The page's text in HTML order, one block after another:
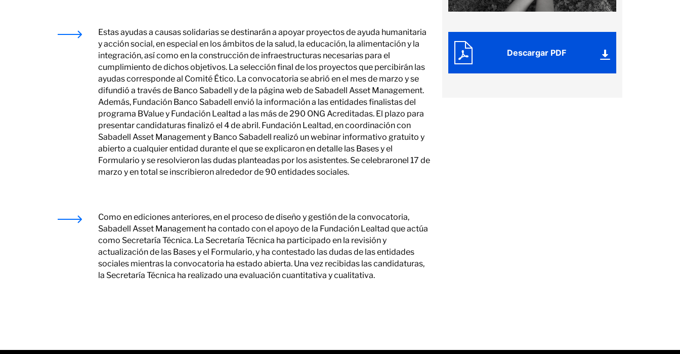
Estas ayudas a causas solidarias se destinarán a apoyar proyectos de ayuda humanitaria
y acción social, en especial en los ámbitos de la salud, la educación, la alimentación y la
integración, así como en la construcción de infraestructuras necesarias para el
cumplimiento de dichos objetivos. La selección final de los proyectos que percibirán las
ayudas corresponde al Comité Ético. La convocatoria se abrió en el mes de marzo y se
difundió a través de Banco Sabadell y de la página web de Sabadell Asset Management.
Además, Fundación Banco Sabadell envió la información a las entidades finalistas del
programa BValue y Fundación Lealtad a las más de 290 ONG Acreditadas. El plazo para
presentar candidaturas finalizó el 4 de abril. Fundación Lealtad, en coordinación con
Sabadell Asset Management y Banco Sabadell realizó un webinar informativo gratuito y
abierto a cualquier entidad durante el que se explicaron en detalle las Bases y el
Formulario y se resolvieron las dudas planteadas por los asistentes. Se celebraronel 17 de
marzo y en total se inscribieron alrededor de 90 entidades sociales.
Como en ediciones anteriores, en el proceso de diseño y gestión de la convocatoria,
Sabadell Asset Management ha contado con el apoyo de la Fundación Lealtad que actúa
como Secretaría Técnica. La Secretaría Técnica ha participado en la revisión y
actualización de las Bases y el Formulario, y ha contestado las dudas de las entidades
sociales mientras la convocatoria ha estado abierta. Una vez recibidas las candidaturas,
la Secretaría Técnica ha realizado una evaluación cuantitativa y cualitativa.
Descargar PDF